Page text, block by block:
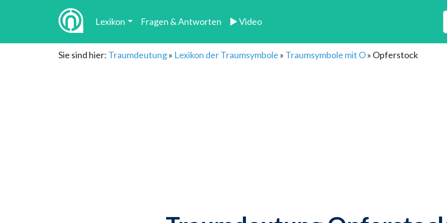
Lexikon Fragen & Antworten ► Video
Sie sind hier: Traumdeutung» Lexikon der Traumsymbole » Traumsymbole mit O» Opferstock